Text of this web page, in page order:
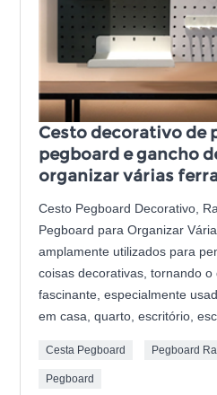
Cesto decorativo de
pegboard e gancho
organizar várias
Cesto Pegboard Decorativo,
Pegboard para Organizar
amplamente utilizados para
coisas decorativas, tornando
fascinante, especialmente
em casa, quarto, escritório,
Cesta Pegboard Pegboard
Pegboard